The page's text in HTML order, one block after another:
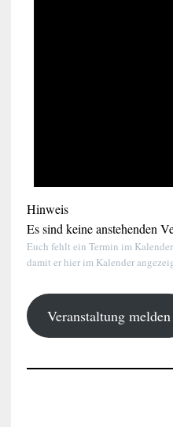
Hinweis
Es sind keine anstehenden
Euch fehlt ein Termin im
damit er hier im Kalender
Veranstaltung melden